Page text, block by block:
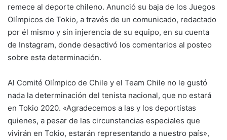
remece al deporte chileno. Anunció su baja de los Juegos
Olímpicos de Tokio, a través de un comunicado, redactado
por él mismo y sin injerencia de su equipo, en su cuenta
de Instagram, donde desactivó los comentarios al posteo
sobre esta determinación.
Al Comité Olímpico de Chile y el Team Chile no le gustó
nada la determinación del tenista nacional, que no estará
en Tokio 2020. «Agradecemos a las y los deportistas
quienes, a pesar de las circunstancias especiales que
vivirán en Tokio, estarán representando a nuestro país»,